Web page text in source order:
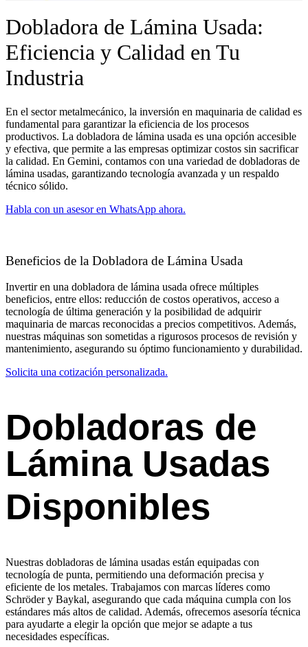
Dobladora de Lámina Usada:
Eficiencia y Calidad en Tu
Industria
En el sector metalmecánico, la inversión en maquinaria de calidad es
fundamental para garantizar la eficiencia de los procesos
productivos. La dobladora de lámina usada es una opción accesible
y efectiva, que permite a las empresas optimizar costos sin sacrificar
la calidad. En Gemini, contamos con una variedad de dobladoras de
lámina usadas, garantizando tecnología avanzada y un respaldo
técnico sólido.
Habla con un asesor en WhatsApp ahora.
Beneficios de la Dobladora de Lámina Usada
Invertir en una dobladora de lámina usada ofrece múltiples
beneficios, entre ellos: reducción de costos operativos, acceso a
tecnología de última generación y la posibilidad de adquirir
maquinaria de marcas reconocidas a precios competitivos. Además,
nuestras máquinas son sometidas a rigurosos procesos de revisión y
mantenimiento, asegurando su óptimo funcionamiento y durabilidad.
Solicita una cotización personalizada.
Dobladoras de
Lámina Usadas
Disponibles
Nuestras dobladoras de lámina usadas están equipadas con
tecnología de punta, permitiendo una deformación precisa y
eficiente de los metales. Trabajamos con marcas líderes como
Schröder y Baykal, asegurando que cada máquina cumpla con los
estándares más altos de calidad. Además, ofrecemos asesoría técnica
para ayudarte a elegir la opción que mejor se adapte a tus
necesidades específicas.